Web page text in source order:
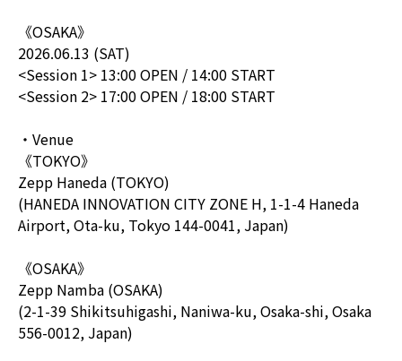
《OSAKA》
2026.06.13 (SAT)
<Session 1> 13:00 OPEN / 14:00 START
<Session 2> 17:00 OPEN / 18:00 START
・Venue
《TOKYO》
Zepp Haneda (TOKYO)
(HANEDA INNOVATION CITY ZONE H, 1-1-4 Haneda
Airport, Ota-ku, Tokyo 144-0041, Japan)
《OSAKA》
Zepp Namba (OSAKA)
(2-1-39 Shikitsuhigashi, Naniwa-ku, Osaka-shi, Osaka
556-0012, Japan)